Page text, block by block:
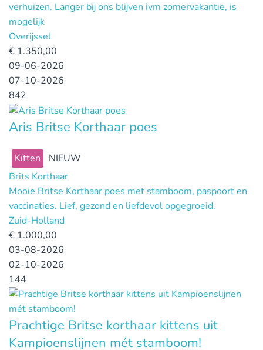
verhuizen. Langer bij ons blijven ivm zomervakantie, is
mogelijk
Overijssel
€ 1.350,00
09-06-2026
07-10-2026
842
Aris Britse Korthaar poes
Kitten
NIEUW
Brits Korthaar
Mooie Britse Korthaar poes met stamboom, paspoort en
vaccinaties. Lief, gezond en liefdevol opgegroeid.
Zuid-Holland
€ 1.000,00
03-08-2026
02-10-2026
144
Prachtige Britse korthaar kittens uit
Kampioenslijnen mét stamboom!